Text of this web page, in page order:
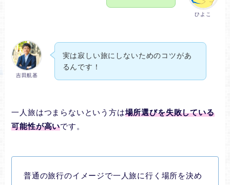
ひよこ
吉田航基
実は寂しい旅にしないためのコツがあ
るんです！
一人旅はつまらないという方は場所選びを失敗している
可能性が高いです。
普通の旅行のイメージで一人旅に行く場所を決め